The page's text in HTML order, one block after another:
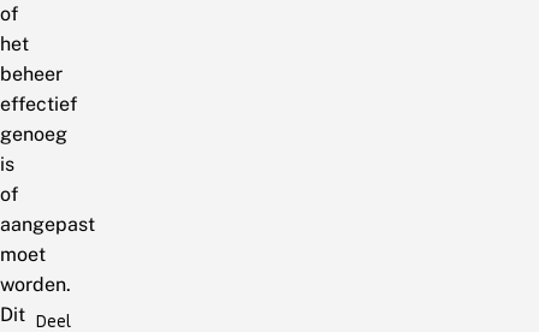
of
het
beheer
effectief
genoeg
is
of
aangepast
moet
worden.
Dit Deel